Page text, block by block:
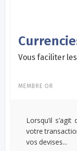
Vous faciliter
MEMBRE OR
Lorsqu’il
votre
vos devises...